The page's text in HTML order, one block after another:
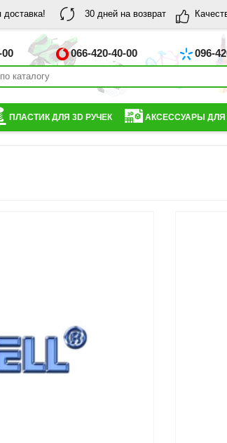
доставка! 30 дней на возврат
066-420-40-00 096-
ПЛАСТИК ДЛЯ 3D РУЧЕК АКСЕССУАРЫ ДЛЯ